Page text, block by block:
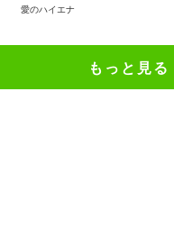
愛のハイエナ
もっと見る